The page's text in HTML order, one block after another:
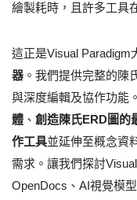
繪製耗時，且許多工具
這正是Visual Paradigm
器 。我們提供完整的陳
與深度編輯及協作功能
體 、 創造陳氏ERD圖的
作工具並延伸至概念資
需求。讓我們探討
OpenDocs、AI視覺模